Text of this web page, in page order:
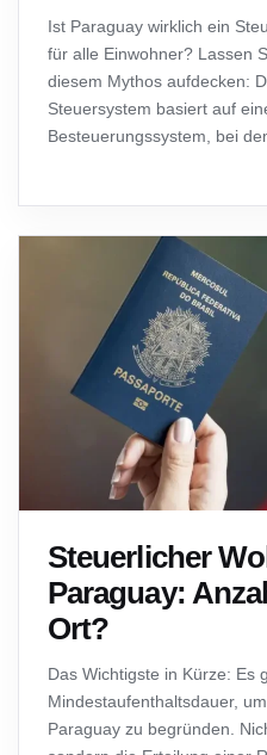
Ist Paraguay wirklich ein
für alle Einwohner? Lassen
diesem Mythos aufdecken:
Steuersystem basiert auf
Besteuerungssystem, bei
Steuerlicher
Paraguay:
Ort?
Das Wichtigste in Kürze: Es
Mindestaufenthaltsdauer,
Paraguay zu begründen.